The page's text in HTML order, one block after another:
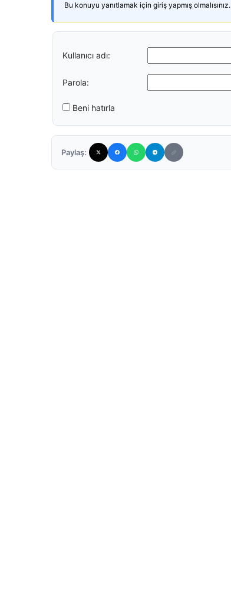
Bu konuyu yanıtlamak için giriş yapmış olmalısınız.
Kullanıcı adı:
Parola:
Beni hatırla
Paylaş: